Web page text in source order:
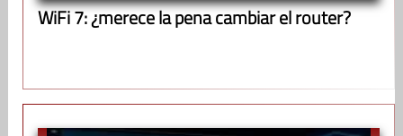
WiFi 7: ¿merece la pena cambiar el router?